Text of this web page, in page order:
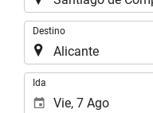
Destino
Ida